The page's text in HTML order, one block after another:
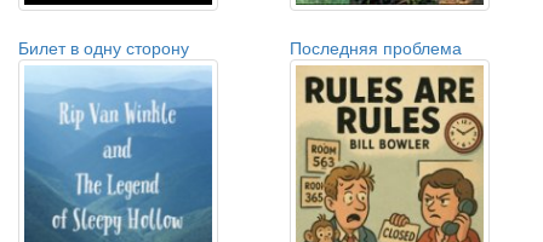
Билет в одну сторону Последняя проблема